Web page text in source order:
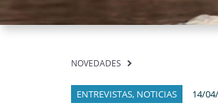
NOVEDADES
ENTREVISTAS, NOTICIAS 14/